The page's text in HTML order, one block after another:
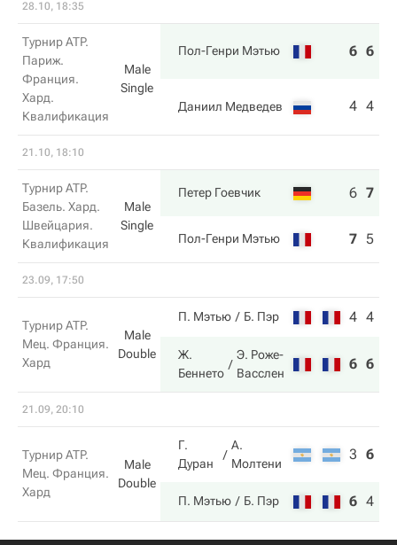
28.10, 18:35
Турнир ATP.
Париж.
Франция.
Хард.
Квалификация
Male
Single
Пол-Генри Мэтью 6 6
Даниил Медведев 4 4
21.10, 18:10
Турнир ATP.
Базель. Хард.
Швейцария.
Квалификация
Male
Single
Петер Гоевчик 6 7
Пол-Генри Мэтью 7 5
23.09, 17:50
Турнир ATP.
Мец. Франция.
Хард
Male
Double
П. Мэтью Б. Пэр 4 4
Ж.
Беннето
Э. Роже-
Васслен
6 6
21.09, 20:10
Турнир ATP.
Мец. Франция.
Хард
Male
Double
Г.
Дуран
А.
Молтени
3 6
П. Мэтью Б. Пэр 6 4